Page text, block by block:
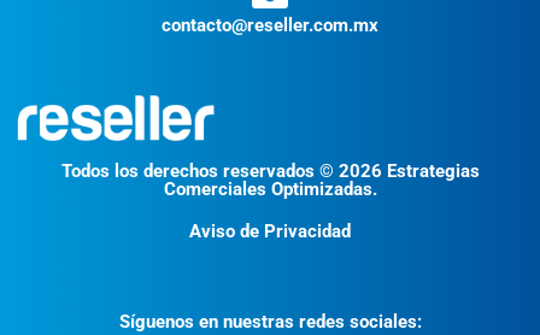
contacto@reseller.com.mx
Todos los derechos reservados © 2026 Estrategias
Comerciales Optimizadas.
Aviso de Privacidad
Síguenos en nuestras redes sociales: